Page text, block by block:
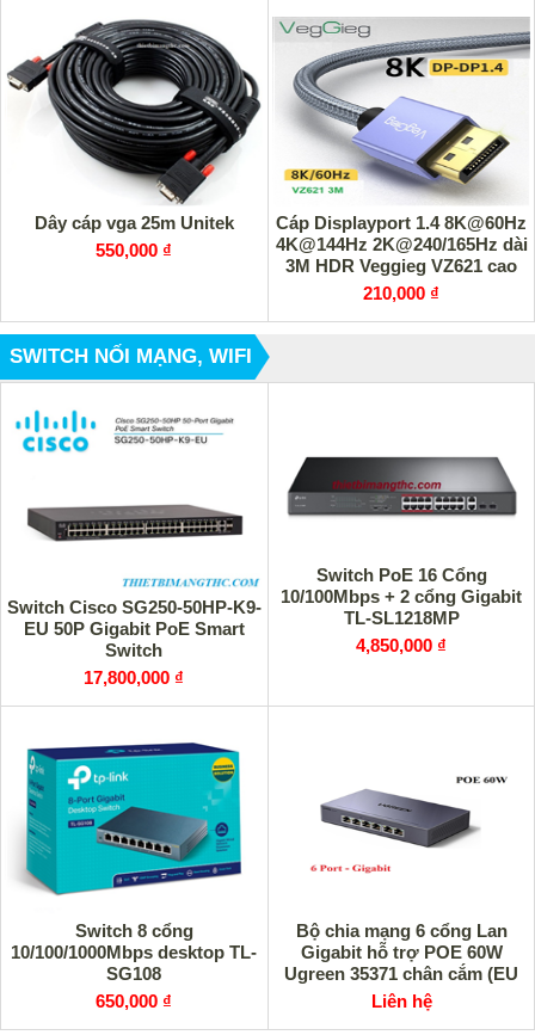
Dây cáp vga 25m Unitek
550,000 ₫
Cáp Displayport 1.4 8K@60Hz
4K@144Hz 2K@240/165Hz dài
3M HDR Veggieg VZ621 cao
cấp
210,000 ₫
SWITCH NỐI MẠNG, WIFI
Switch Cisco SG250-50HP-K9-
EU 50P Gigabit PoE Smart
Switch
17,800,000 ₫
Switch PoE 16 Cổng
10/100Mbps + 2 cổng Gigabit
TL-SL1218MP
4,850,000 ₫
Switch 8 cổng
10/100/1000Mbps desktop TL-
SG108
650,000 ₫
Bộ chia mạng 6 cổng Lan
Gigabit hỗ trợ POE 60W
Ugreen 35371 chân cắm (EU
Plug) cao cấp
Liên hệ